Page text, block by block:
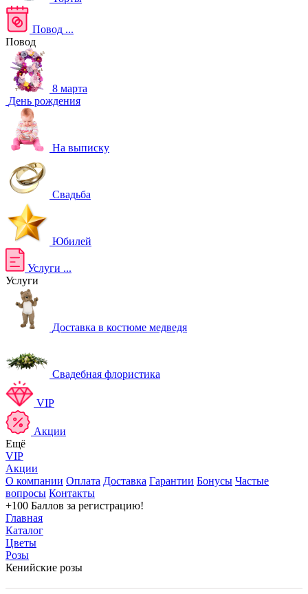
Повод ...
Повод
8 марта
День рождения
На выписку
Свадьба
Юбилей
Услуги ...
Услуги
Доставка в костюме медведя
Свадебная флористика
VIP
Акции
Ещё
VIP
Акции
О компании Оплата Доставка Гарантии Бонусы Частые
вопросы Контакты
+100 Баллов за регистрацию!
Главная
Каталог
Цветы
Розы
Кенийские розы